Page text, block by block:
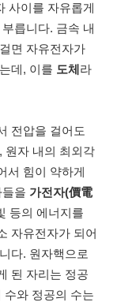
사이를 자유롭게
릅니다. 금속 내
면 자유전자가
데, 이를 도체 라
전압을 걸어도
원자 내의 최외각
서 힘이 약하게
을 가전자(價電
등의 에너지를
자유전자가 되어
다. 원자핵으로
된 자리는 정공
수와 정공의 수는